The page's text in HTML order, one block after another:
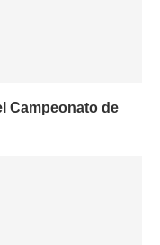
Campeonato de